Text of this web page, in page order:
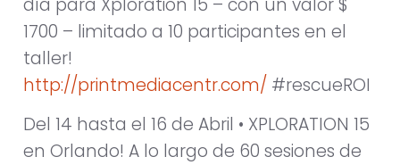
1700 – limitado a 10 participantes en el
taller!
http://printmediacentr.com/ #rescueROI
Del 14 hasta el 16 de Abril • XPLORATION 15
en Orlando! A lo largo de 60 sesiones de